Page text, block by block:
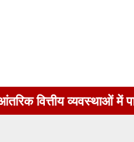
में पारदर्शिता को